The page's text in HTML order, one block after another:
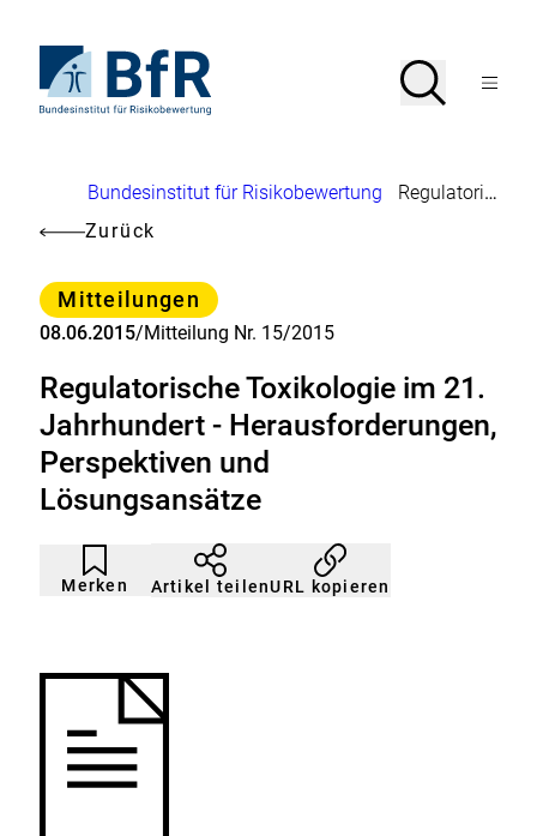
Seiteninhalt
springenStartseite
von
Suche
SucheMenü
Brotkrumennavigation
Bundesinstitut für Risikobewertung
Regulatorische Toxikologie im 21. Jahrhundert - Herausforderungen, Perspektiven und Lösungsansätze
Zurück
Kategorie
Mitteilungen
08.06.2015/Mitteilung Nr. 15/2015
Regulatorische Toxikologie im 21.
Jahrhundert - Herausforderungen,
Perspektiven und
Lösungsansätze
Merken
Artikel
nicht
gemerkt
Durch
Klicken
der
Artikel teilenURL kopieren